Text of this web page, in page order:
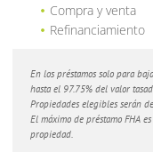
Compra y venta
Refinanciamiento
En los préstamos solo para
hasta el 97.75% del valor
Propiedades elegibles serán
El máximo de préstamo FHA
propiedad.